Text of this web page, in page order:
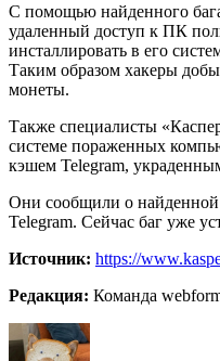
С помощью найденного
удаленный доступ к ПК
инсталлировать в его
Таким образом хакеры
монеты.
Также специалисты
системе пораженных
кэшем Telegram,
Они сообщили о найденной
Telegram. Сейчас баг уже
Источник: https://
Редакция: Команда